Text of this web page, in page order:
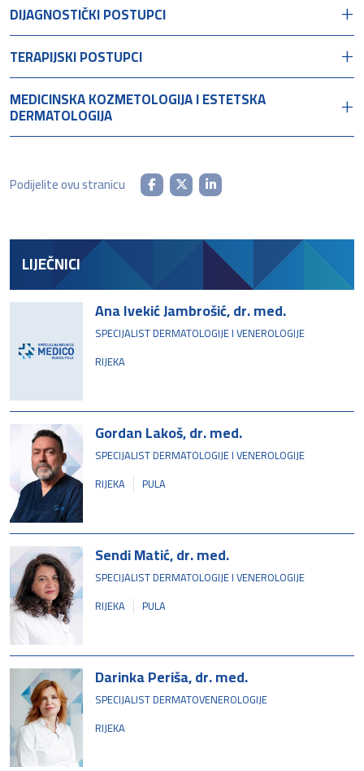
DIJAGNOSTIČKI POSTUPCI
TERAPIJSKI POSTUPCI
MEDICINSKA KOZMETOLOGIJA I ESTETSKA
DERMATOLOGIJA
Podijelite ovu stranicu
LIJEČNICI
Ana Ivekić Jambrošić, dr. med.
SPECIJALIST DERMATOLOGIJE I VENEROLOGIJE
RIJEKA
Gordan Lakoš, dr. med.
SPECIJALIST DERMATOLOGIJE I VENEROLOGIJE
RIJEKA
PULA
Sendi Matić, dr. med.
SPECIJALIST DERMATOLOGIJE I VENEROLOGIJE
RIJEKA
PULA
Darinka Periša, dr. med.
SPECIJALIST DERMATOVENEROLOGIJE
RIJEKA